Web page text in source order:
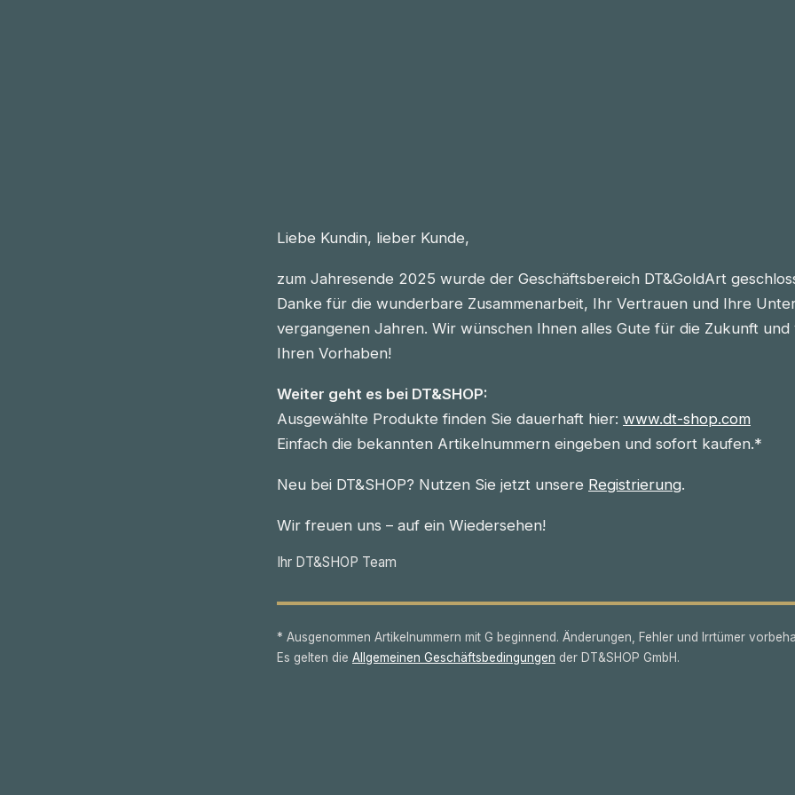
Liebe Kundin, lieber Kunde,
zum Jahresende 2025 wurde der Geschäftsbereich DT&GoldArt
Danke für die wunderbare Zusammenarbeit, Ihr Vertrauen und Ihre
vergangenen Jahren. Wir wünschen Ihnen alles Gute für die Zukunft und
Ihren Vorhaben!
Weiter geht es bei DT&SHOP:
Ausgewählte Produkte finden Sie dauerhaft hier: www.dt-shop.com
Einfach die bekannten Artikelnummern eingeben und sofort kaufen.*
Neu bei DT&SHOP? Nutzen Sie jetzt unsere Registrierung.
Wir freuen uns – auf ein Wiedersehen!
Ihr DT&SHOP Team
* Ausgenommen Artikelnummern mit G beginnend. Änderungen, Fehler und Irrtümer
Es gelten die Allgemeinen Geschäftsbedingungen der DT&SHOP GmbH.